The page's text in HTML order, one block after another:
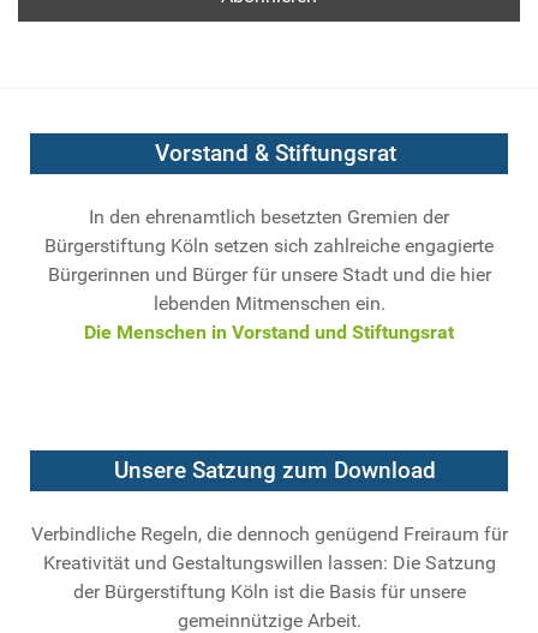
Vorstand & Stiftungsrat
In den ehrenamtlich besetzten Gremien der
Bürgerstiftung Köln setzen sich zahlreiche engagierte
Bürgerinnen und Bürger für unsere Stadt und die hier
lebenden Mitmenschen ein.
Die Menschen in Vorstand und Stiftungsrat
Unsere Satzung zum Download
Verbindliche Regeln, die dennoch genügend Freiraum für
Kreativität und Gestaltungswillen lassen: Die Satzung
der Bürgerstiftung Köln ist die Basis für unsere
gemeinnützige Arbeit.